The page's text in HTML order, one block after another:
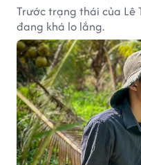
Trước trạng thái của Lê
đang khá lo lắng.